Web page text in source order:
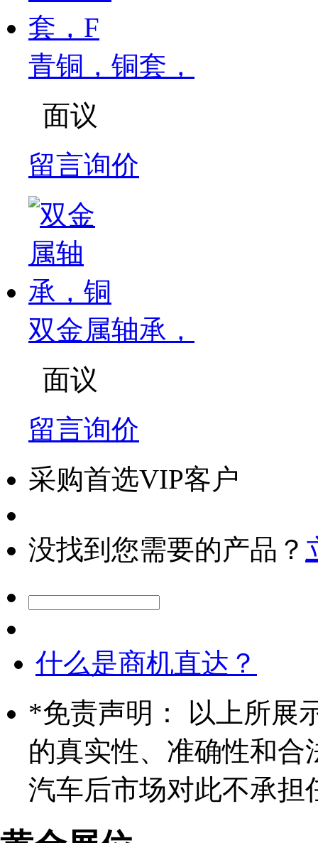
青铜，铜套，
面议
留言询价
双金属轴承，
面议
留言询价
采购首选VIP客户
没找到您需要的产品？
什么是商机直达？
*免责声明： 以上所展
的真实性、准确性和合
汽车后市场对此不承担